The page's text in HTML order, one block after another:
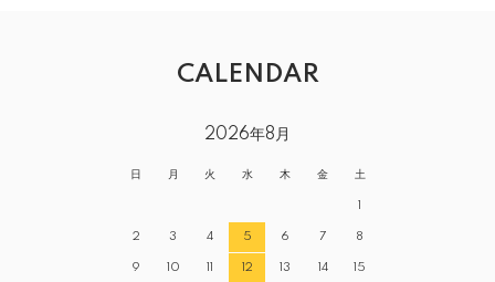
CALENDAR
2026年8月
日 月 火 水 木 金 土
1
2 3 4 5 6 7 8
9 10 11 12 13 14 15